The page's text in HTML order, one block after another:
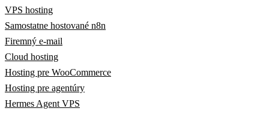
VPS hosting
Samostatne hostované n8n
Firemný e-mail
Cloud hosting
Hosting pre WooCommerce
Hosting pre agentúry
Hermes Agent VPS